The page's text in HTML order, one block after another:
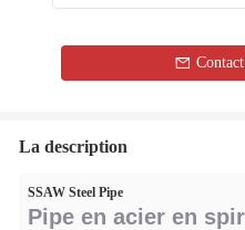
La description
SSAW Steel Pipe
Pipe en acier en